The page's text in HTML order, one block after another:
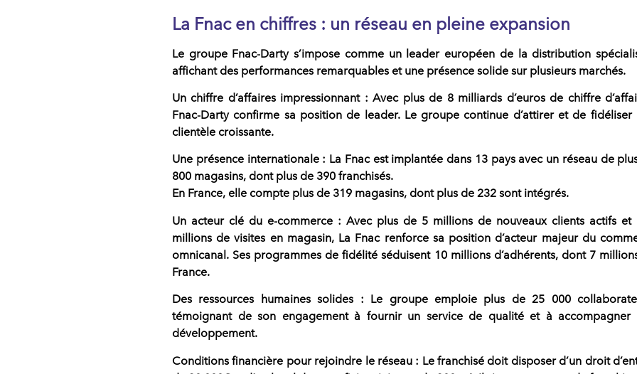
La Fnac en chiffres : un réseau en pleine expansion
Le groupe Fnac-Dartys’impose comme un leader européen de la distribution
affichant des performances remarquables et une présence solide sur plusieurs marchés.
Un chiffre d’affaires impressionnant: Avec plus de 8 milliards d’euros de chiffre
Fnac-Darty confirme sa position de leader. Le groupe continue d’attirer et de fidéliser
clientèle croissante.
Une présence internationale: La Fnac est implantée dans 13 paysavec un réseau de
800 magasins, dont plus de 390 franchisés.
En France, elle compte plus de 319 magasins, dont plus de 232 sont intégrés.
Un acteur clé du e-commerce : Avec plus de 5 millions de nouveaux clients actifs et
millions de visites en magasin, La Fnac renforce sa position d’acteur majeur du
omnicanal. Ses programmes de fidélité séduisent 10 millions d’adhérents, dont 7
France.
Des ressources humaines solides : Le groupe emploie plus de25 000
témoignant de son engagement à fournir un service de qualité et à accompagner
développement.
Conditions financière pour rejoindre le réseau: Lefranchisé doit disposer d’un droit